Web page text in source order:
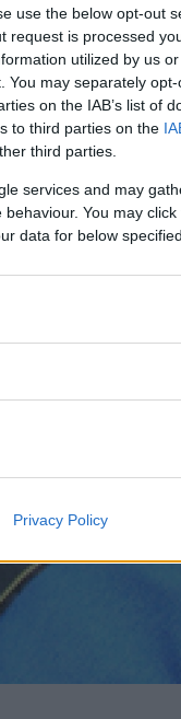
use the below opt-out
request is processed
utilized by us
You may separately
on the IAB’s list of
to third parties on the
third parties.
services and may
You may
data for below
Privacy Policy